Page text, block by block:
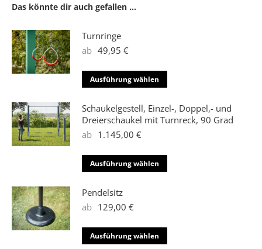
Das könnte dir auch gefallen …
Turnringe
ab 49,95 €
Ausführung wählen
Produkt
weist
mehrere
Optionen
Produktseite
gewählt
Schaukelgestell, Einzel-, Doppel,- und
Dreierschaukel mit Turnreck, 90 Grad
ab 1.145,00 €
Ausführung wählen
Produkt
auf.
Die
Pendelsitz
ab 129,00 €
Ausführung wählen